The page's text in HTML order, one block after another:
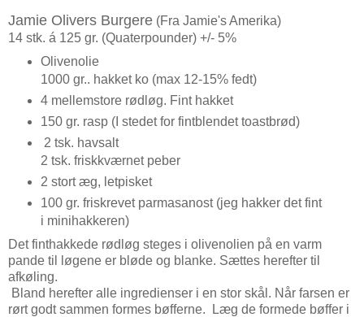
Jamie Olivers Burgere (Fra Jamie's Amerika)
14 stk. á 125 gr. (Quaterpounder) +/- 5%
Olivenolie
1000 gr.. hakket ko (max 12-15% fedt)
4 mellemstore rødløg. Fint hakket
150 gr. rasp (I stedet for fintblendet toastbrød)
2 tsk. havsalt
2 tsk. friskkværnet peber
2 stort æg, letpisket
100 gr. friskrevet parmasanost (jeg hakker det fint
i minihakkeren)
Det finthakkede rødløg steges i olivenolien på en varm
pande til løgene er bløde og blanke. Sættes herefter til
afkøling.
Bland herefter alle ingredienser i en stor skål. Når farsen er
rørt godt sammen formes bøfferne. Læg de formede bøffer i